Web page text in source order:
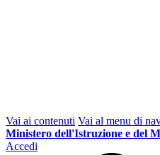
Vai ai contenuti Vai al menu di
Ministero dell'Istruzione e del
Accedi